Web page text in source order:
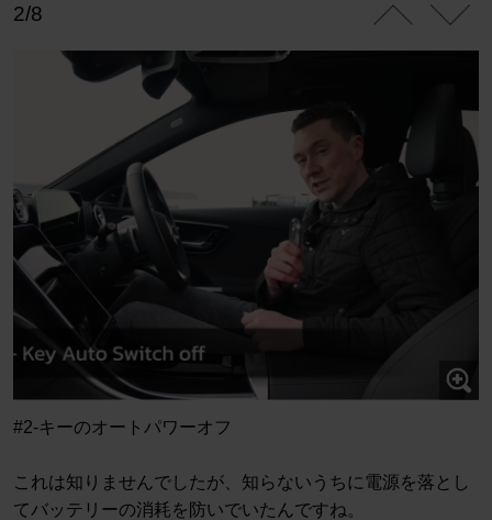
2/8
#2-キーのオートパワーオフ
これは知りませんでしたが、知らないうちに電源を落とし
てバッテリーの消耗を防いでいたんですね。